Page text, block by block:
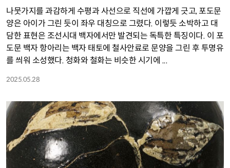
나뭇가지를 과감하게 수평과 사선으로 직선에 가깝게 긋고, 포도문
양은 아이가 그린 듯이 좌우 대칭으로 그렸다. 이렇듯 소박하고 대
담한 표현은 조선시대 백자에서만 발견되는 독특한 특징이다. 이 포
도문 백자 항아리는 백자 태토에 철사안료로 문양을 그린 후 투명유
를 씌워 소성했다. 청화와 철화는 비슷한 시기에 ...
2025.05.28